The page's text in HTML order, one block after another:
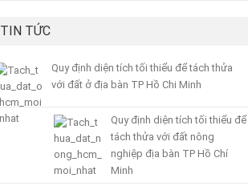
TIN TỨC
Quy định diện tích tối thiểu để tách thửa
với đất ở địa bàn TP Hồ Chi Minh
Quy định diện tích tối thiểu để
tách thửa với đất nông
nghiệp địa bàn TP Hồ Chí
Minh